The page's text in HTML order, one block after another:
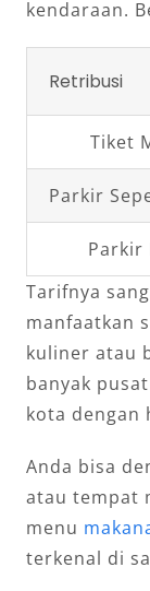
kendaraan.
Retribusi
Tiket
Parkir
Parkir
Tarifnya
manfaatkan
kuliner atau
banyak
kota dengan
Anda bisa
atau tempat
menu
terkenal di